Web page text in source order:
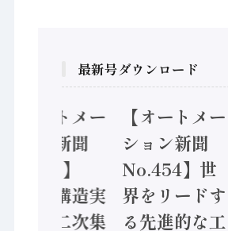
最新号ダウンロード
【オートメー
ション新聞
No.455】
「経済構造実
態調査二次集
【オートメー
ション新聞
No.454】世
界をリードす
る先進的な工